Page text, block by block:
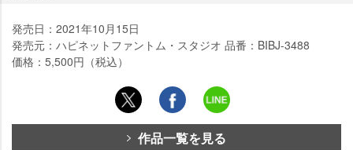
発売日：2021年10月15日
発売元：ハピネットファントム・スタジオ 品番：BIBJ-3488
価格：5,500円（税込）
作品一覧を見る